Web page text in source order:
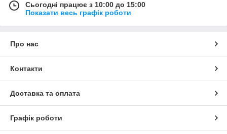
Сьогодні працює з 10:00 до 15:00
Показати весь графік роботи
Про нас
Контакти
Доставка та оплата
Графік роботи